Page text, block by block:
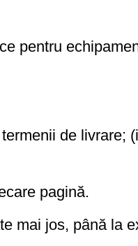
pentru
de livrare;
pagină.
mai jos, până la